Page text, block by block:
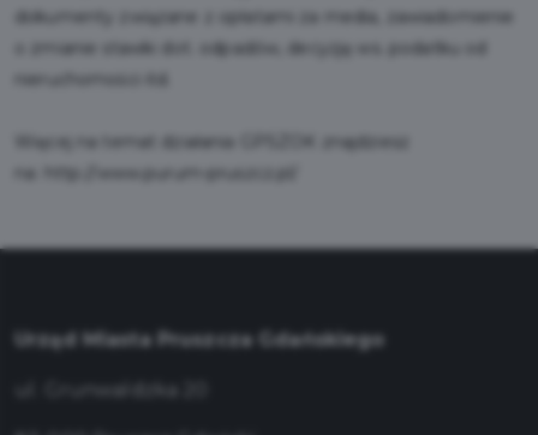
dokumenty związane z opłatami za media, zawiadomienie
o zmianie stawki dot. odpadów, decyzję ws. podatku od
nieruchomości itd.
Więcej na temat działania GPSZOK znajdziesz
na: http://www.purum-pruszcz.pl/
Urząd Miasta Pruszcza Gdańskiego